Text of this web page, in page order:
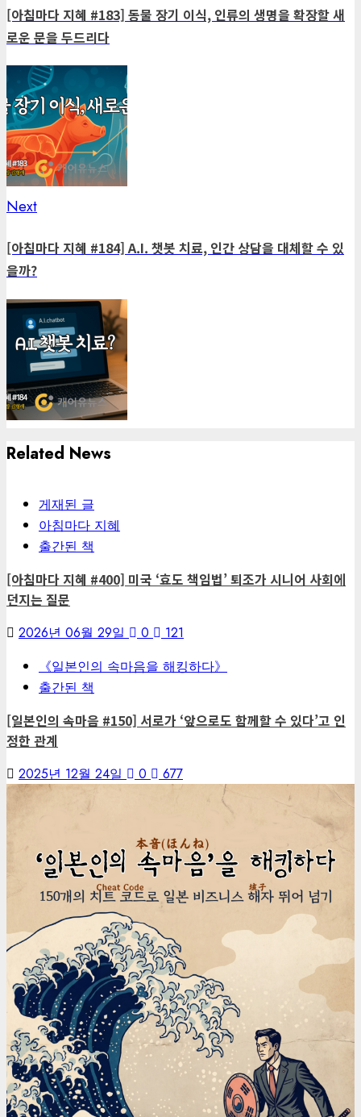
navigation
[아침마다 지혜 #183] 동물 장기 이식, 인류의 생명을 확장할 새
로운 문을 두드리다
NextNext
[아침마다 지혜 #184] A.I. 챗봇 치료, 인간 상담을 대체할 수 있
을까?
Related News
게재된 글
아침마다 지혜
출간된 책
[아침마다 지혜 #400] 미국 ‘효도 책임법’ 퇴조가 시니어 사회에
던지는 질문
2026년 06월 29일 0
121
《일본인의 속마음을 해킹하다》
출간된 책
[일본인의 속마음 #150] 서로가 ‘앞으로도 함께할 수 있다’고 인
정한 관계
2025년 12월 24일 0 677